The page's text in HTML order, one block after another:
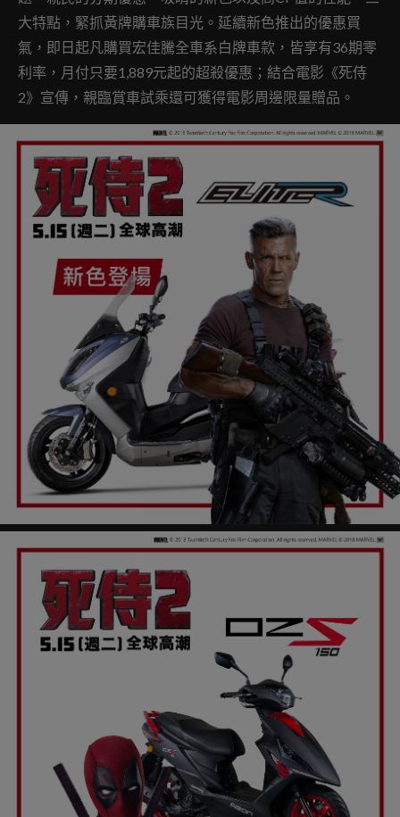
大特點，緊抓黃牌購車族目光。延續新色推出的優惠買
氣，即日起凡購買宏佳騰全車系白牌車款，皆享有36期零
利率，月付只要1,889元起的超殺優惠；結合電影《死侍
2》宣傳，親臨賞車試乘還可獲得電影周邊限量贈品。